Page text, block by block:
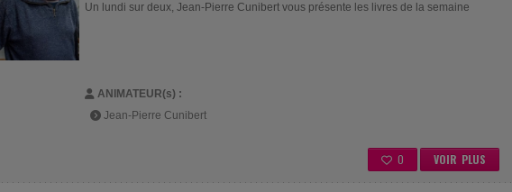
Un lundi sur deux, Jean-Pierre Cunibert vous présente les livres de la semaine
ANIMATEUR(s) :
Jean-Pierre Cunibert
VOIR PLUS
0